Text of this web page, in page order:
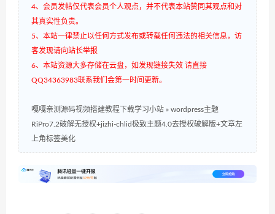
4、会员发帖仅代表会员个人观点，并不代表本站赞同其观点和对
其真实性负责。
5、本站一律禁止以任何方式发布或转载任何违法的相关信息，访
客发现请向站长举报
6、本站资源大多存储在云盘，如发现链接失效 请直接
QQ34363983联系我们会第一时间更新。
嘎嘎亲测源码视频搭建教程下载学习小站 » wordpress主题
RiPro7.2破解无授权+jizhi-chlid极致主题4.0去授权破解版+文章左
上角标签美化